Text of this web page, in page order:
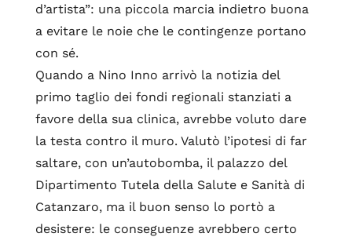
d’artista”: una piccola marcia indietro buona
a evitare le noie che le contingenze portano
con sé.
Quando a Nino Inno arrivò la notizia del
primo taglio dei fondi regionali stanziati a
favore della sua clinica, avrebbe voluto dare
la testa contro il muro. Valutò l’ipotesi di far
saltare, con un’autobomba, il palazzo del
Dipartimento Tutela della Salute e Sanità di
Catanzaro, ma il buon senso lo portò a
desistere: le conseguenze avrebbero certo